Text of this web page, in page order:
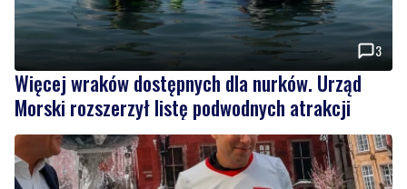
3
Więcej wraków dostępnych dla nurków. Urząd
Morski rozszerzył listę podwodnych atrakcji